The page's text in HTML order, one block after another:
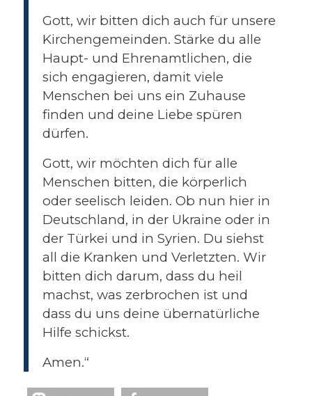
Gott, wir bitten dich auch für unsere
Kirchengemeinden. Stärke du alle
Haupt- und Ehrenamtlichen, die
sich engagieren, damit viele
Menschen bei uns ein Zuhause
finden und deine Liebe spüren
dürfen.
Gott, wir möchten dich für alle
Menschen bitten, die körperlich
oder seelisch leiden. Ob nun hier in
Deutschland, in der Ukraine oder in
der Türkei und in Syrien. Du siehst
all die Kranken und Verletzten. Wir
bitten dich darum, dass du heil
machst, was zerbrochen ist und
dass du uns deine übernatürliche
Hilfe schickst.
Amen.“